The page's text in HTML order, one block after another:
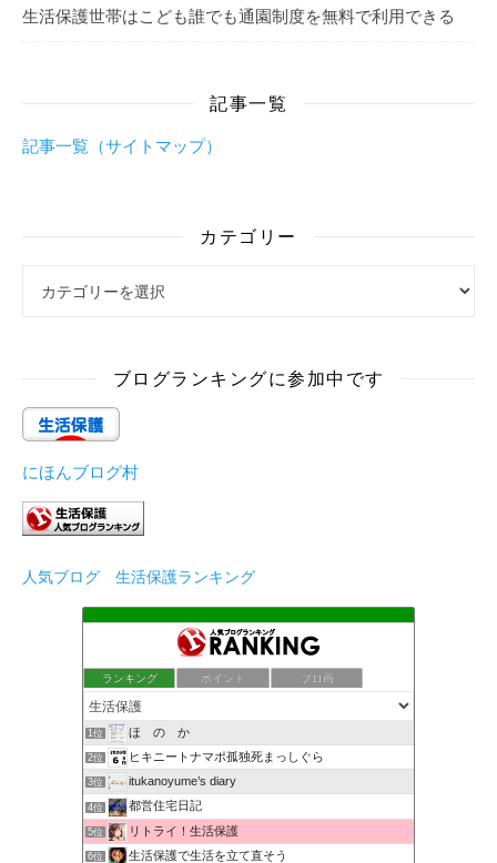
生活保護世帯はこども誰でも通園制度を無料で利用できる
記事一覧
記事一覧（サイトマップ）
カテゴリー
ブログランキングに参加中です
にほんブログ村
人気ブログ 生活保護ランキング
ランキング ポイント ブロ画
1位 ほ の か
2位 ヒキニートナマポ孤独死まっしぐら
3位 itukanoyume’s diary
4位 都営住宅日記
5位 リトライ！生活保護
6位 生活保護で生活を立て直そう